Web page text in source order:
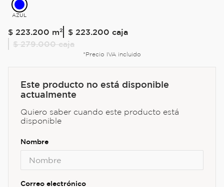
AZUL
$ 223.200 m² $ 223.200 caja
$ 279.000caja
*Precio IVA incluido
Este producto no está disponible
actualmente
Quiero saber cuando este producto está
disponible